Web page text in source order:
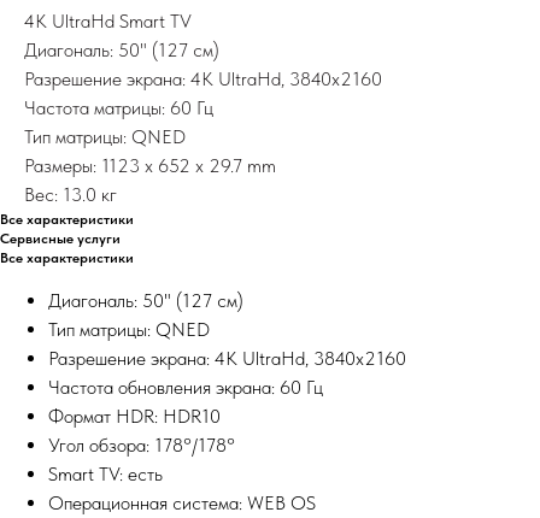
4K UltraHd Smart TV
Диагональ: 50" (127 см)
Разрешение экрана: 4K UltraHd, 3840х2160
Частота матрицы: 60 Гц
Тип матрицы: QNED
Размеры: 1123 x 652 x 29.7 mm
Вес: 13.0 кг
Все характеристики
Сервисные услуги
Все характеристики
Диагональ: 50" (127 см)
Тип матрицы: QNED
Разрешение экрана: 4K UltraHd, 3840х2160
Частота обновления экрана: 60 Гц
Формат HDR: HDR10
Угол обзора: 178°/178°
Smart TV: есть
Операционная система: WEB OS